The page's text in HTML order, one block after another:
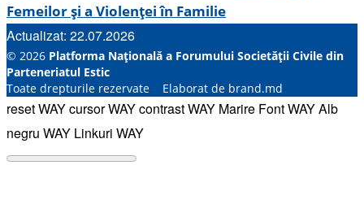
Femeilor și a Violenței în Familie
Actualizat: 22.07.2026
© 2026 Platforma Națională a Forumului Societății Civile din
Parteneriatul Estic
Toate drepturile rezervate Elaborat de brand.md
reset WAYcursor WAYcontrast WAY Marire Font WAYAlb
negru WAY Linkuri WAY